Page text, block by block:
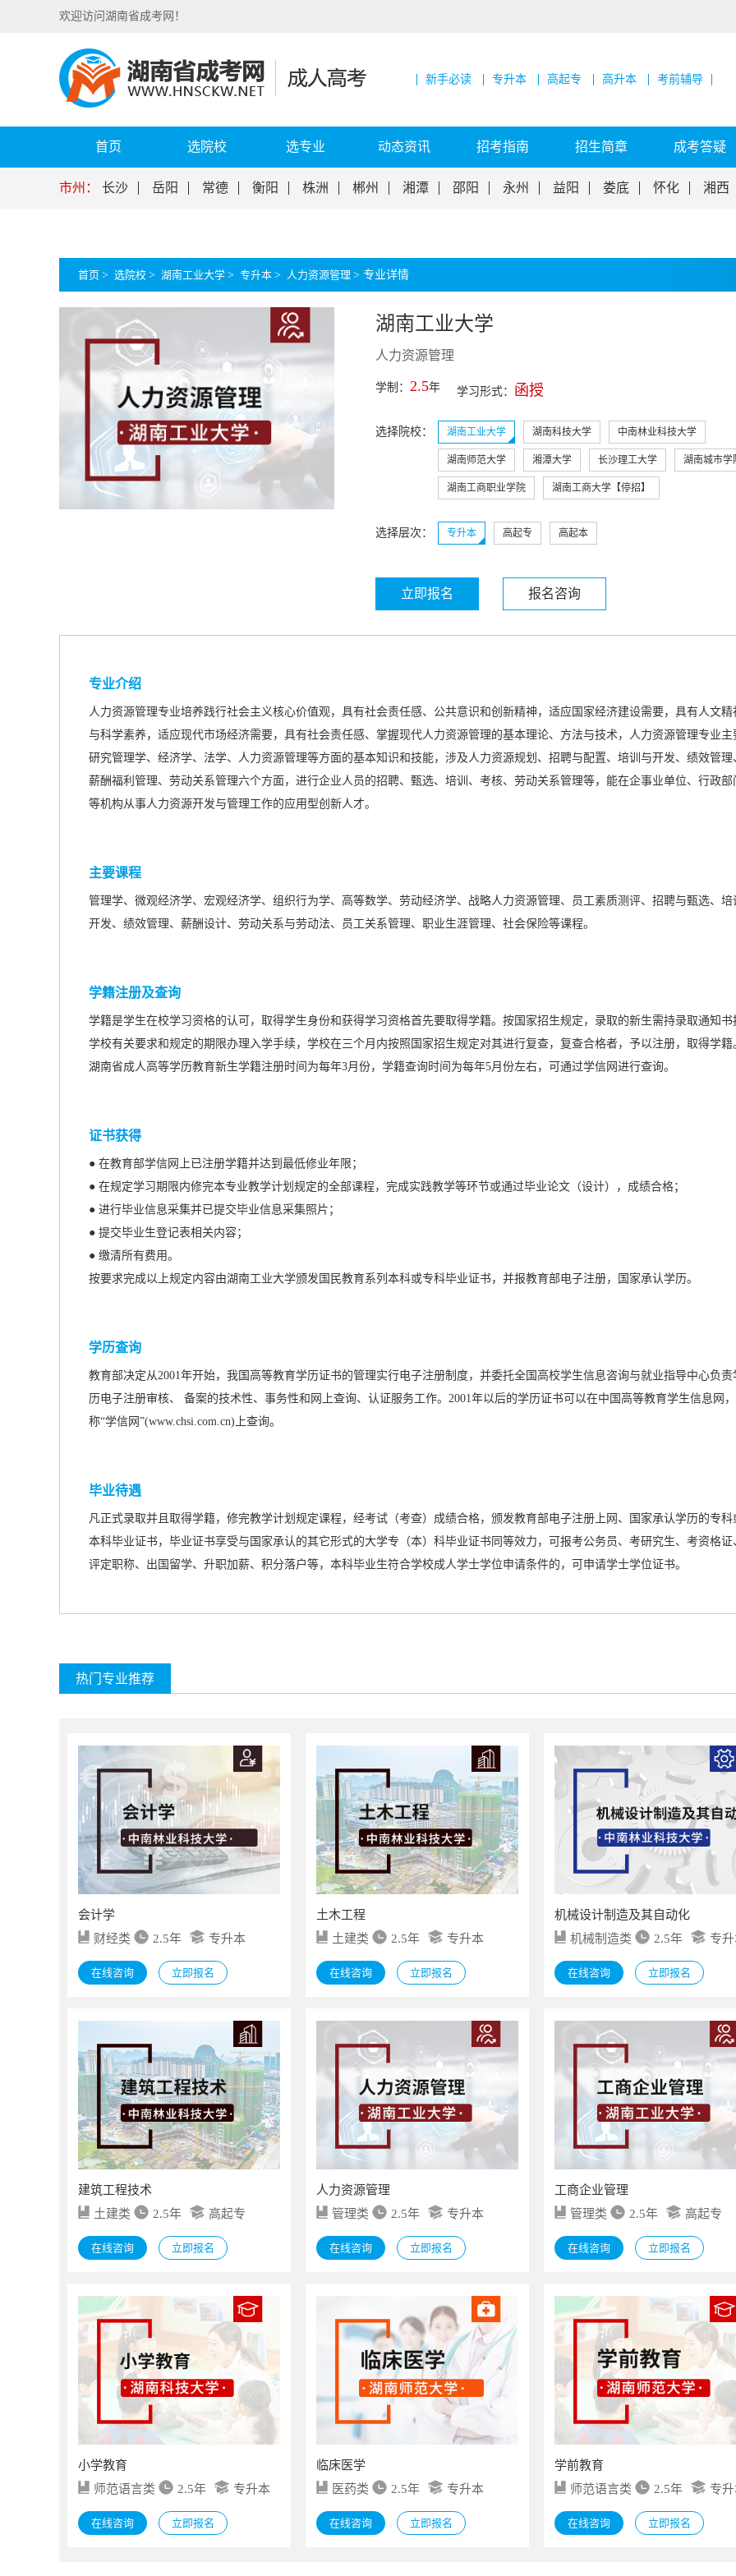
欢迎访问湖南省成考网！
新手必读 专升本 高起专 高升本 考前辅导
首页 选院校 选专业 动态资讯 招考指南 招生简章 成考答疑
市州： 长沙 岳阳 常德 衡阳 株洲 郴州 湘潭 邵阳 永州 益阳 娄底 怀化 湘西
首页 > 选院校 > 湖南工业大学 > 专升本 > 人力资源管理 > 专业详情
湖南工业大学
人力资源管理
学制： 2.5年 学习形式： 函授
选择院校： 湖南工业大学 湖南科技大学 中南林业科技大学
湖南师范大学 湘潭大学 长沙理工大学 湖南城市学
湖南工商职业学院 湖南工商大学【停招】
选择层次： 专升本 高起专 高起本
立即报名 报名咨询
专业介绍
人力资源管理专业培养践行社会主义核心价值观，具有社会责任感、公共意识和创新精神，适应国家经济建设需要，具有人文精
与科学素养，适应现代市场经济需要，具有社会责任感、掌握现代人力资源管理的基本理论、方法与技术，人力资源管理专业主
研究管理学、经济学、法学、人力资源管理等方面的基本知识和技能，涉及人力资源规划、招聘与配置、培训与开发、绩效管理
薪酬福利管理、劳动关系管理六个方面，进行企业人员的招聘、甄选、培训、考核、劳动关系管理等，能在企事业单位、行政部
等机构从事人力资源开发与管理工作的应用型创新人才。
主要课程
管理学、微观经济学、宏观经济学、组织行为学、高等数学、劳动经济学、战略人力资源管理、员工素质测评、招聘与甄选、培
开发、绩效管理、薪酬设计、劳动关系与劳动法、员工关系管理、职业生涯管理、社会保险等课程。
学籍注册及查询
学籍是学生在校学习资格的认可，取得学生身份和获得学习资格首先要取得学籍。按国家招生规定，录取的新生需持录取通知书
学校有关要求和规定的期限办理入学手续，学校在三个月内按照国家招生规定对其进行复查，复查合格者，予以注册，取得学籍
湖南省成人高等学历教育新生学籍注册时间为每年3月份，学籍查询时间为每年5月份左右，可通过学信网进行查询。
证书获得
● 在教育部学信网上已注册学籍并达到最低修业年限；
● 在规定学习期限内修完本专业教学计划规定的全部课程，完成实践教学等环节或通过毕业论文（设计），成绩合格；
● 进行毕业信息采集并已提交毕业信息采集照片；
● 提交毕业生登记表相关内容；
● 缴清所有费用。
按要求完成以上规定内容由湖南工业大学颁发国民教育系列本科或专科毕业证书，并报教育部电子注册，国家承认学历。
学历查询
教育部决定从2001年开始，我国高等教育学历证书的管理实行电子注册制度，并委托全国高校学生信息咨询与就业指导中心负责
历电子注册审核、 备案的技术性、事务性和网上查询、认证服务工作。2001年以后的学历证书可以在中国高等教育学生信息网
称“学信网”(www.chsi.com.cn)上查询。
毕业待遇
凡正式录取并且取得学籍，修完教学计划规定课程，经考试（考查）成绩合格，颁发教育部电子注册上网、国家承认学历的专科
本科毕业证书，毕业证书享受与国家承认的其它形式的大学专（本）科毕业证书同等效力，可报考公务员、考研究生、考资格证
评定职称、出国留学、升职加薪、积分落户等，本科毕业生符合学校成人学士学位申请条件的，可申请学士学位证书。
热门专业推荐
会计学
财经类
2.5年 专升本
在线咨询 立即报名
土木工程
土建类
2.5年 专升本
在线咨询 立即报名
机械设计制造及其自动化
机械制造类
2.5年 专
在线咨询 立即报名
建筑工程技术
土建类
2.5年 高起专
在线咨询 立即报名
人力资源管理
管理类
2.5年 专升本
在线咨询 立即报名
工商企业管理
管理类
2.5年 高起专
在线咨询 立即报名
小学教育
师范语言类
2.5年 专升本
在线咨询 立即报名
临床医学
医药类
2.5年 专升本
在线咨询 立即报名
学前教育
师范语言类
2.5年 专
在线咨询 立即报名